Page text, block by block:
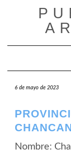
6 de mayo de 2023
Nombre: